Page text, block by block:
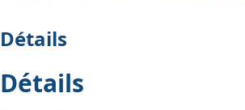
Détails
Détails